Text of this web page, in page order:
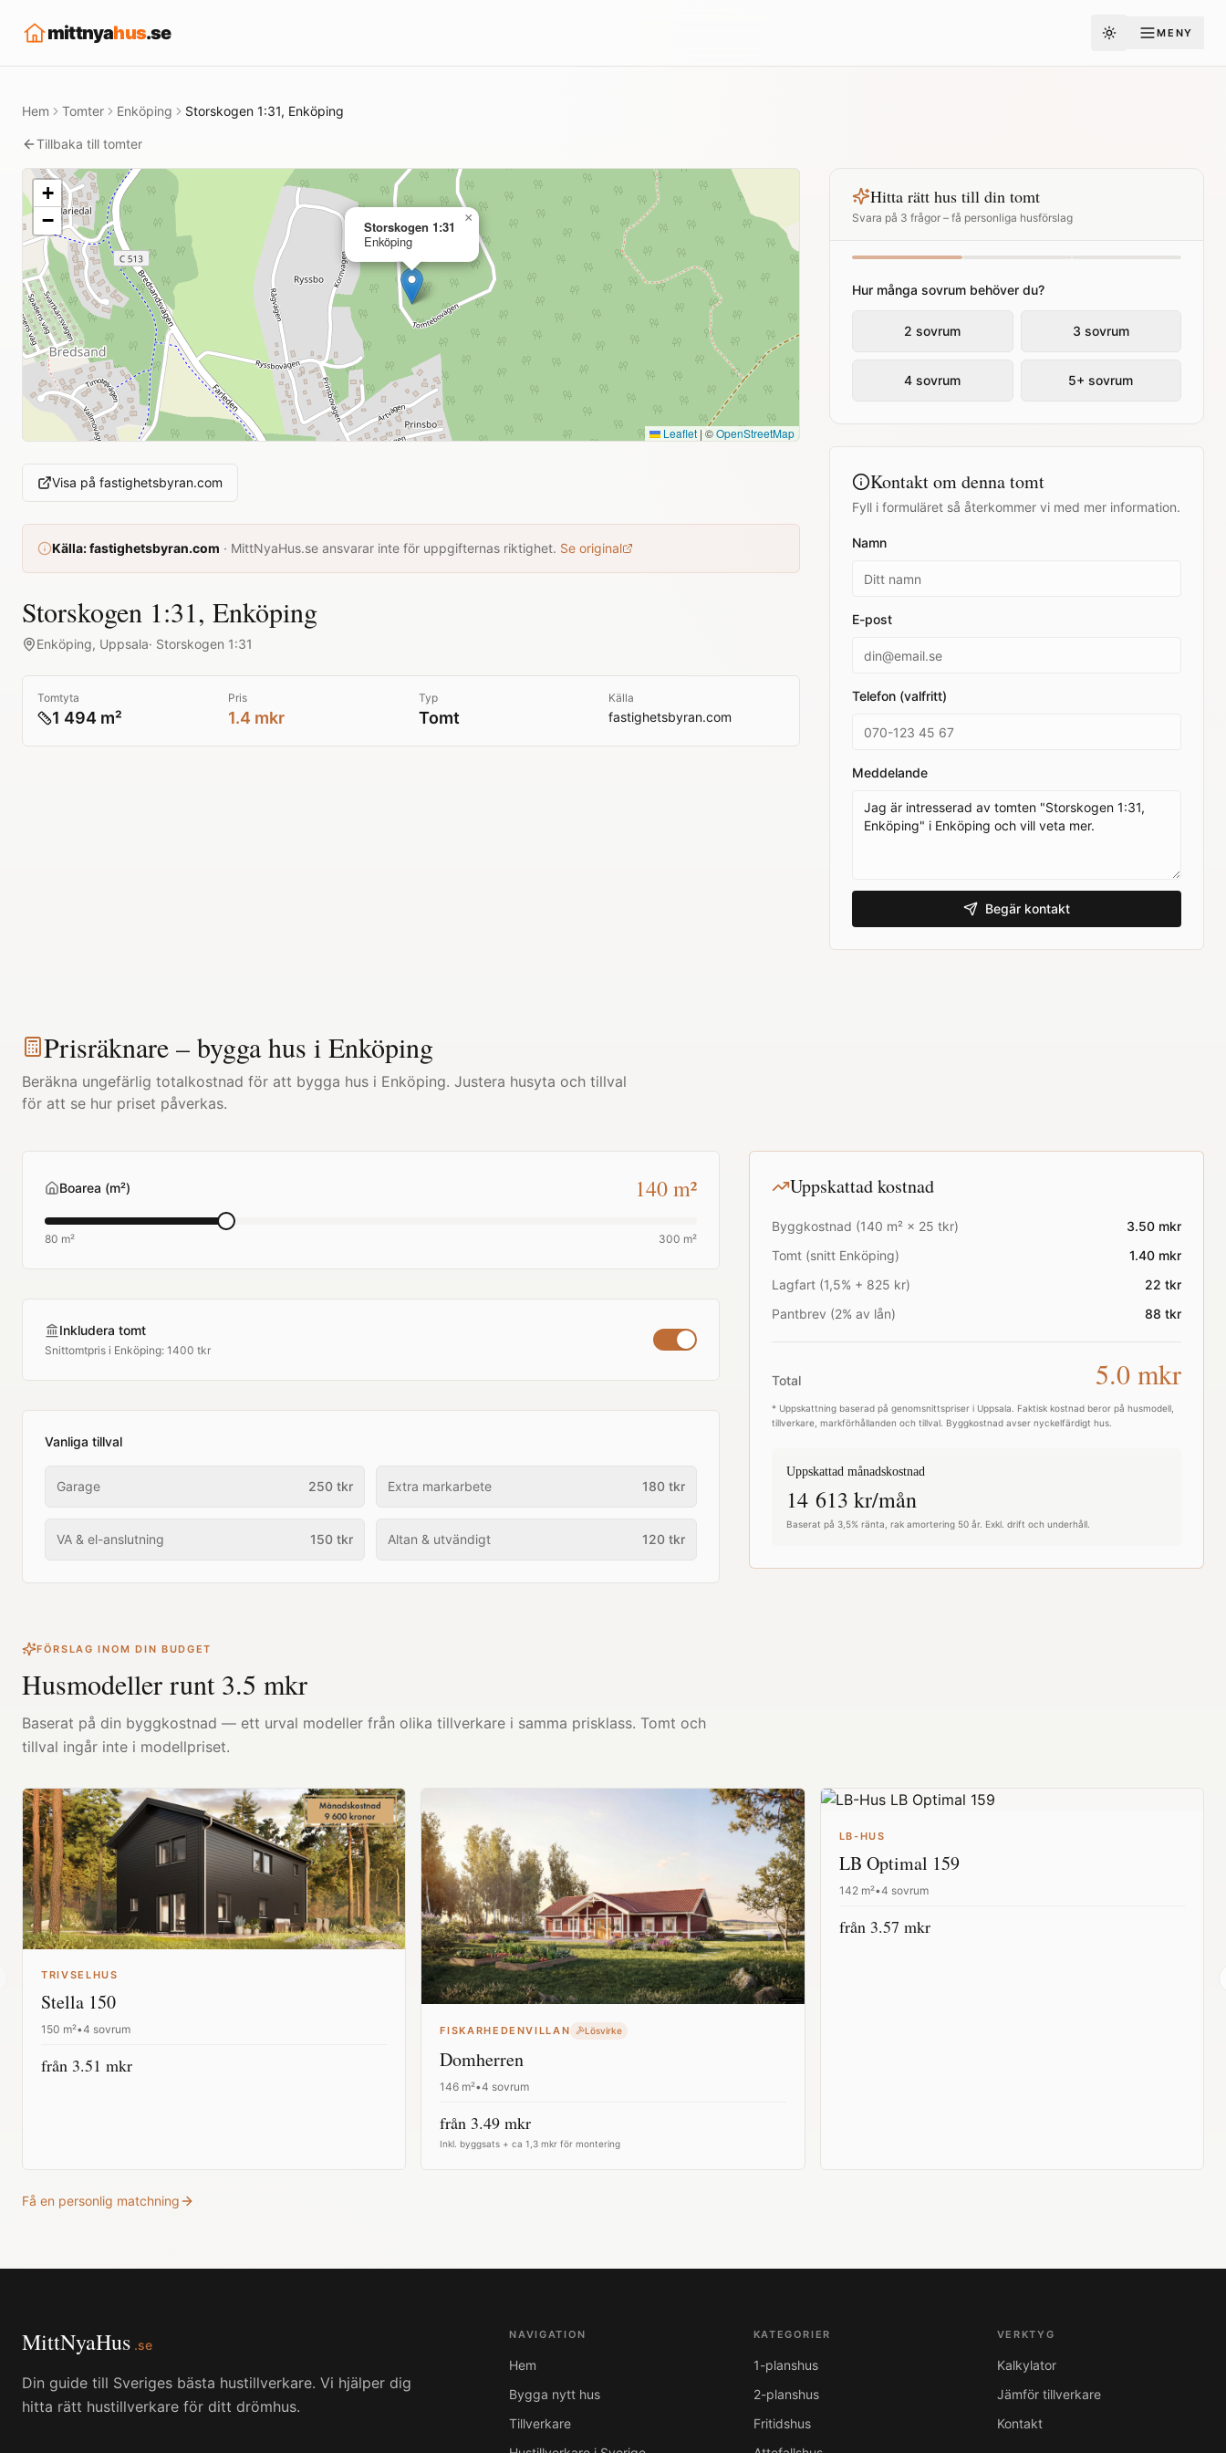
mittnyahus.se Toggle theme
MENY
Hem Tomter Enköping Storskogen 1:31, Enköping
Tillbaka till tomter
Storskogen 1:31
Enköping
×
+
−
Leaflet|©OpenStreetMap
Visa på fastighetsbyran.com
Källa:fastighetsbyran.com · MittNyaHus.se ansvarar inte för uppgifternas riktighet. Se original
Storskogen 1:31, Enköping
Enköping, Uppsala· Storskogen 1:31
Tomtyta
1 494 m²
Pris
1.4 mkr
Typ
Tomt
Källa
fastighetsbyran.com
Hitta rätt hus till din tomt
Svara på 3 frågor – få personliga husförslag
Hur många sovrum behöver du?
2 sovrum 3 sovrum
4 sovrum 5+ sovrum
Kontakt om denna tomt
Fyll i formuläret så återkommer vi med mer information.
Namn
E-post
Telefon (valfritt)
Meddelande
Begär kontakt
Prisräknare – bygga hus i Enköping
Beräkna ungefärlig totalkostnad för att bygga hus i Enköping. Justera husyta och tillval
för att se hur priset påverkas.
Boarea (m²) 140m²
80 m² 300 m²
Inkludera tomt
Snittomtpris i Enköping: 1400 tkr
Vanliga tillval
Garage 250 tkr Extra markarbete 180tkr
VA & el-anslutning 150 tkr Altan & utvändigt 120tkr
Uppskattad kostnad
Byggkostnad (140 m² × 25 tkr) 3.50mkr
Tomt (snitt Enköping) 1.40mkr
Lagfart (1,5% + 825 kr)
22 tkr
Pantbrev (2% av lån)
88 tkr
Total 5.0mkr
* Uppskattning baserad på genomsnittspriser i Uppsala . Faktisk kostnad beror på husmodell,
tillverkare, markförhållanden och tillval. Byggkostnad avser nyckelfärdigt hus.
Uppskattad månadskostnad
14 613 kr/mån
Baserat på 3,5% ränta, rak amortering 50 år. Exkl. drift och underhåll.
FÖRSLAG INOM DIN BUDGET
Husmodeller runt 3.5 mkr
Baserat på din byggkostnad — ett urval modeller från olika tillverkare i samma prisklass. Tomt och
tillval ingår inte i modellpriset.
TRIVSELHUS
Stella 150
150 m²•4 sovrum
från 3.51 mkr
FISKARHEDENVILLAN Lösvirke
Domherren
146 m²•4 sovrum
från 3.49 mkr
Inkl. byggsats + ca 1,3 mkr för montering
LB-HUS
LB Optimal 159
142m²•4 sovrum
från 3.57 mkr
Få en personlig matchning
MittNyaHus .se
Din guide till Sveriges bästa hustillverkare. Vi hjälper dig
hitta rätt hustillverkare för ditt drömhus.
NAVIGATION
Hem
Bygga nytt hus
Tillverkare
KATEGORIER
1-planshus
2-planshus
Fritidshus
VERKTYG
Kalkylator
Jämför tillverkare
Kontakt